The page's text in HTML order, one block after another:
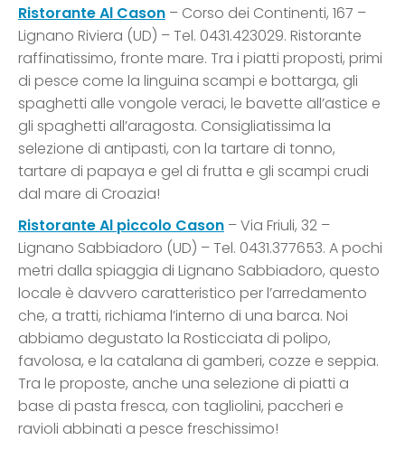
Ristorante Al Cason – Corso dei Continenti, 167 –
Lignano Riviera (UD) – Tel. 0431.423029. Ristorante
raffinatissimo, fronte mare. Tra i piatti proposti, primi
di pesce come la linguina scampi e bottarga, gli
spaghetti alle vongole veraci, le bavette all’astice e
gli spaghetti all’aragosta. Consigliatissima la
selezione di antipasti, con la tartare di tonno,
tartare di papaya e gel di frutta e gli scampi crudi
dal mare di Croazia!
Ristorante Al piccolo Cason – Via Friuli, 32 –
Lignano Sabbiadoro (UD) – Tel. 0431.377653. A pochi
metri dalla spiaggia di Lignano Sabbiadoro, questo
locale è davvero caratteristico per l’arredamento
che, a tratti, richiama l’interno di una barca. Noi
abbiamo degustato la Rosticciata di polipo,
favolosa, e la catalana di gamberi, cozze e seppia.
Tra le proposte, anche una selezione di piatti a
base di pasta fresca, con tagliolini, paccheri e
ravioli abbinati a pesce freschissimo!